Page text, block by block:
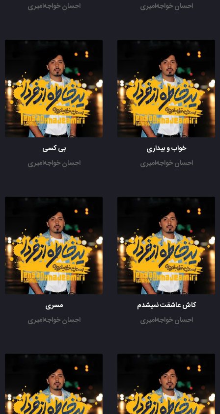
احسان خواجه‌امیری
احسان خواجه‌امیری
خواب و بیداری
احسان خواجه‌امیری
بی کسی
احسان خواجه‌امیری
کاش عاشقت نمیشدم
احسان خواجه‌امیری
مسری
احسان خواجه‌امیری